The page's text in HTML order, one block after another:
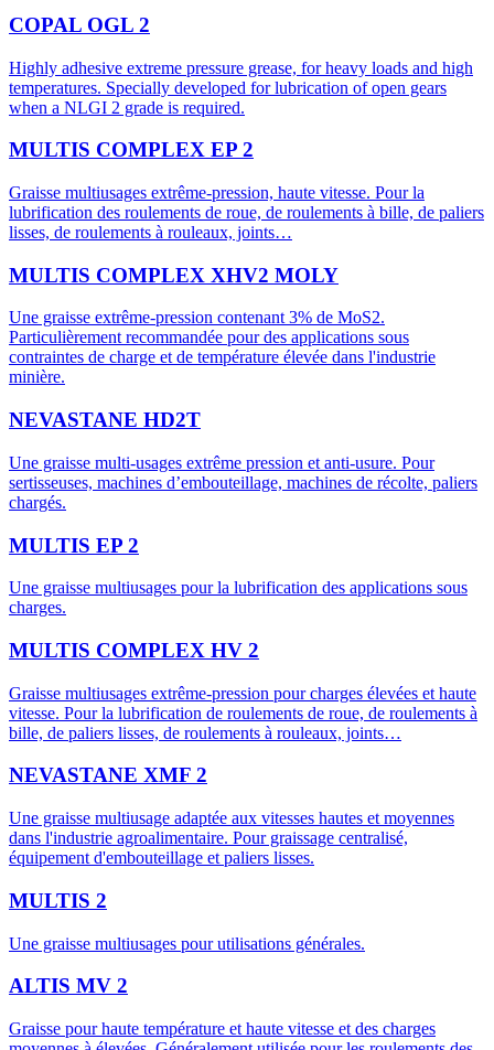
COPAL OGL 2
Highly adhesive extreme pressure grease, for heavy loads and high
temperatures. Specially developed for lubrication of open gears
when a NLGI 2 grade is required.
MULTIS COMPLEX EP 2
Graisse multiusages extrême-pression, haute vitesse. Pour la
lubrification des roulements de roue, de roulements à bille, de paliers
lisses, de roulements à rouleaux, joints…
MULTIS COMPLEX XHV2 MOLY
Une graisse extrême-pression contenant 3% de MoS2.
Particulièrement recommandée pour des applications sous
contraintes de charge et de température élevée dans l'industrie
minière.
NEVASTANE HD2T
Une graisse multi-usages extrême pression et anti-usure. Pour
sertisseuses, machines d’embouteillage, machines de récolte, paliers
chargés.
MULTIS EP 2
Une graisse multiusages pour la lubrification des applications sous
charges.
MULTIS COMPLEX HV 2
Graisse multiusages extrême-pression pour charges élevées et haute
vitesse. Pour la lubrification de roulements de roue, de roulements à
bille, de paliers lisses, de roulements à rouleaux, joints…
NEVASTANE XMF 2
Une graisse multiusage adaptée aux vitesses hautes et moyennes
dans l'industrie agroalimentaire. Pour graissage centralisé,
équipement d'embouteillage et paliers lisses.
MULTIS 2
Une graisse multiusages pour utilisations générales.
ALTIS MV 2
Graisse pour haute température et haute vitesse et des charges